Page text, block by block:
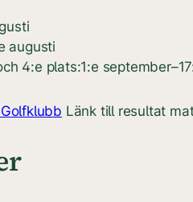
augusti
4:e plats:1:e
Länk till resultat